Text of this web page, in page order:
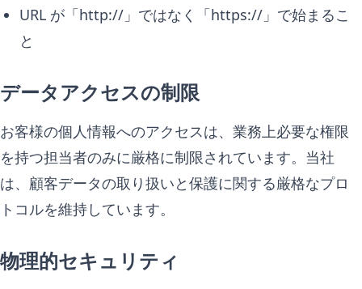
URL が「http://」ではなく「https://」で始まるこ
と
データアクセスの制限
お客様の個人情報へのアクセスは、業務上必要な権限
を持つ担当者のみに厳格に制限されています。当社
は、顧客データの取り扱いと保護に関する厳格なプロ
トコルを維持しています。
物理的セキュリティ